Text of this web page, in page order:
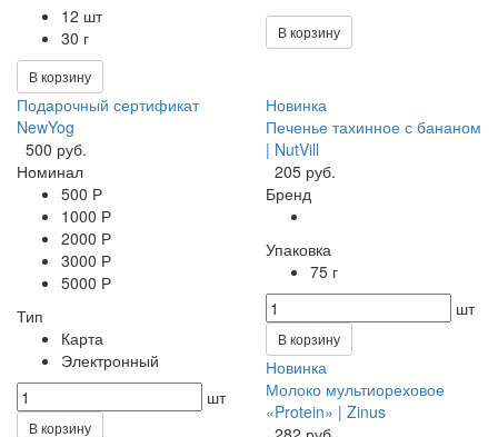
12 шт
30 г
В корзину
В корзину
Подарочный сертификат
NewYog
500 руб.
Номинал
500 Р
1000 Р
2000 Р
3000 Р
5000 Р
Тип
Карта
Электронный
шт
В корзину
Новинка
Печенье тахинное с бананом
| NutVill
205 руб.
Бренд
Упаковка
75 г
шт
В корзину
Новинка
Молоко мультиореховое
«Protein» | Zinus